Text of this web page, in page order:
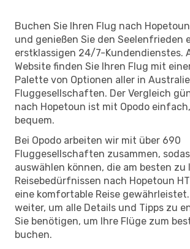
Buchen Sie Ihren Flug nach
und genießen Sie den Seelenfrieden
erstklassigen 24/7-Kundendienstes.
Website finden Sie Ihren Flug mit
Palette von Optionen aller in
Fluggesellschaften. Der Vergleich
nach Hopetoun ist mit Opodo
bequem.
Bei Opodo arbeiten wir mit über 690
Fluggesellschaften zusammen,
auswählen können, die am besten zu
Reisebedürfnissen nach Hopetoun
eine komfortable Reise
weiter, um alle Details und Tipps zu
Sie benötigen, um Ihre Flüge zum
buchen.